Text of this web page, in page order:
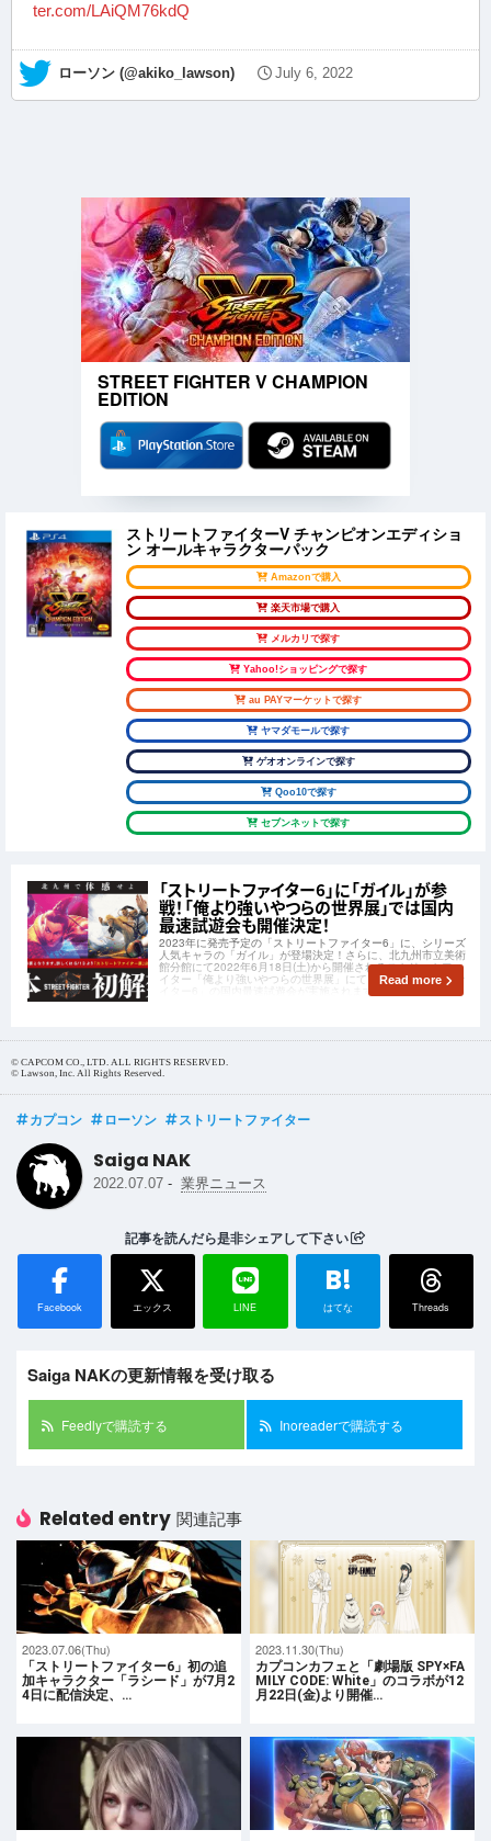
ter.com/LAiQM76kdQ
— ローソン (@akiko_lawson) July 6, 2022
STREET FIGHTER V CHAMPION
EDITION
ストリートファイターV チャンピオンエディショ
ン オールキャラクターパック
Amazonで購入
楽天市場で購入
メルカリで探す
Yahoo!ショッピングで探す
au PAYマーケットで探す
ヤマダモールで探す
ゲオオンラインで探す
Qoo10で探す
セブンネットで探す
「ストリートファイター6」に「ガイル」が参
戦！「俺より強いやつらの世界展」では国内
最速試遊会も開催決定！
2023年に発売予定の「ストリートファイター6」に、シリーズ
人気キャラの「ガイル」が登場決定！さらに、北九州市立美術
館分館にて2022年6月18日(土)から開催されるストリートファ
イター「俺より強いやつらの世界展」にて、「ストリートファ
イター6」の国内最速試遊会が実施されます！
Read more
© CAPCOM CO., LTD. ALL RIGHTS RESERVED.
© Lawson, Inc. All Rights Reserved.
カプコン ローソン ストリートファイター
Saiga NAK
2022.07.07 - 業界ニュース
記事を読んだら是非シェアして下さい
Facebook エックス LINE
B!
はてな Threads
Saiga NAKの更新情報を受け取る
Feedlyで購読する Inoreaderで購読する
Related entry 関連記事
2023.07.06(Thu)
「ストリートファイター6」初の追
加キャラクター「ラシード」が7月2
4日に配信決定、…
2023.11.30(Thu)
カプコンカフェと「劇場版 SPY×FA
MILY CODE: White」のコラボが12
月22日(金)より開催…